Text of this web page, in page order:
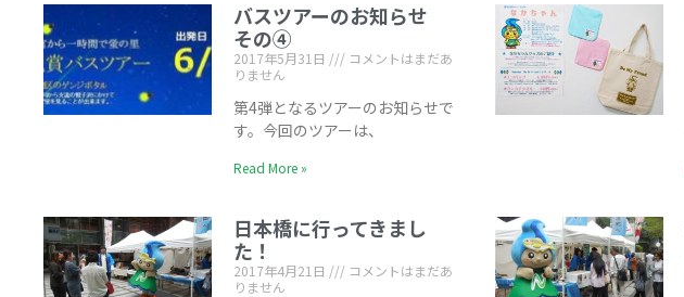
バスツアーのお知らせ
その④
2017年5月31日
コメントはまだあ
りません
第4弾となるツアーのお知らせで
す。今回のツアーは、
Read More »
日本橋に行ってきまし
た！
2017年4月21日
コメントはまだあ
りません